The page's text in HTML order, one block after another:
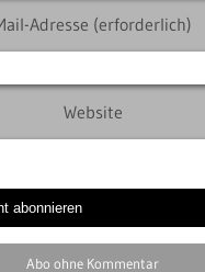
Abo ohne Kommentar